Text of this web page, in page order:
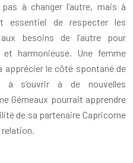
à changer l’autre, mais à
essentiel de respecter les
besoins de l’autre pour
harmonieuse. Une femme
apprécier le côté spontané de
à s’ouvrir à de nouvelles
Gémeaux pourrait apprendre
de sa partenaire Capricorne
relation.